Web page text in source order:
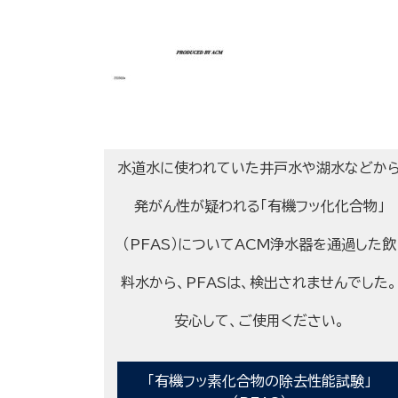
水道水に使われていた井戸水や湖水などか
発がん性が疑われる「有機フッ化化合物」
（PFAS）についてACM浄水器を通過した飲
料水から、PFASは、検出されませんでした。
安心して、ご使用ください。
「有機フッ素化合物の除去性能試験」